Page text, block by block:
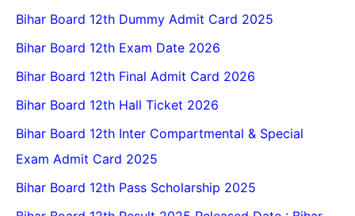
Bihar Board 12th Dummy Admit Card 2025
Bihar Board 12th Exam Date 2026
Bihar Board 12th Final Admit Card 2026
Bihar Board 12th Hall Ticket 2026
Bihar Board 12th Inter Compartmental & Special
Exam Admit Card 2025
Bihar Board 12th Pass Scholarship 2025